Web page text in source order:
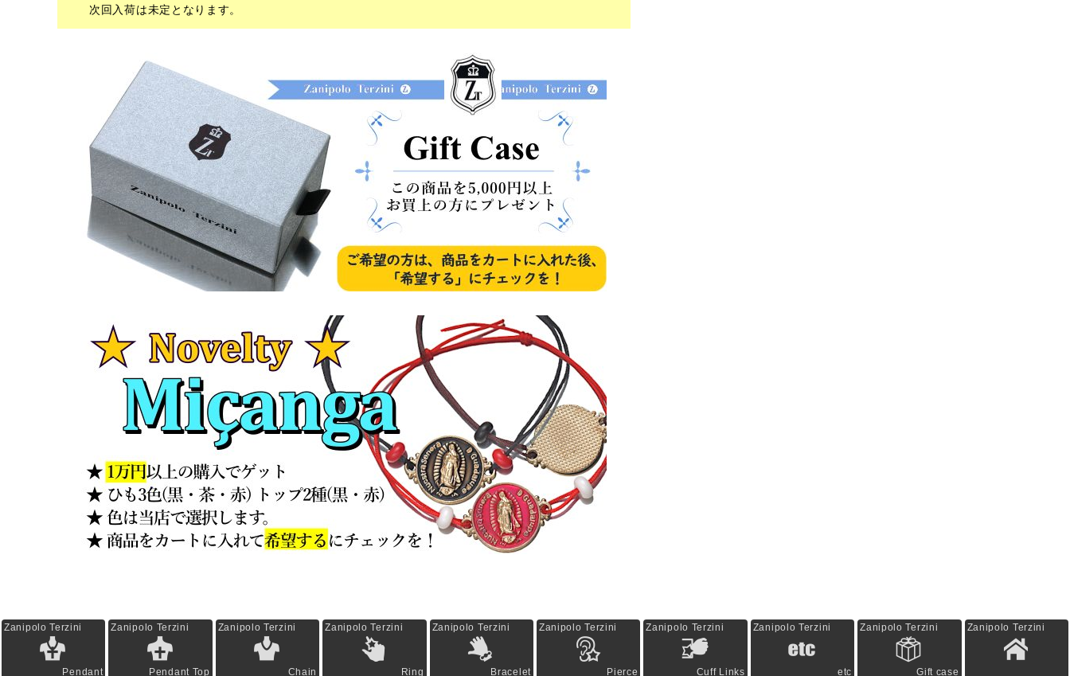
次回入荷は未定となります。
Zanipolo Terzini
Pendant
Zanipolo Terzini
Pendant Top
Zanipolo Terzini
Chain
Zanipolo Terzini
Ring
Zanipolo Terzini
Bracelet
Zanipolo Terzini
Pierce
Zanipolo Terzini
Cuff Links
Zanipolo Terzini
etc
Zanipolo Terzini
Gift case
Zanipolo Terzini